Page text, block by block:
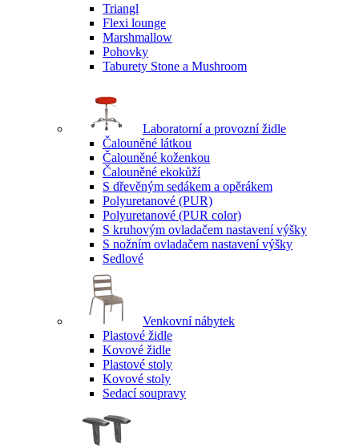
Triangl
Flexi lounge
Marshmallow
Pohovky
Taburety Stone a Mushroom
Laboratorní a provozní židle
Čalouněné látkou
Čalouněné koženkou
Čalouněné ekokůží
S dřevěným sedákem a opěrákem
Polyuretanové (PUR)
Polyuretanové (PUR color)
S kruhovým ovladačem nastavení výšky
S nožním ovladačem nastavení výšky
Sedlové
Venkovní nábytek
Plastové židle
Kovové židle
Plastové stoly
Kovové stoly
Sedací soupravy